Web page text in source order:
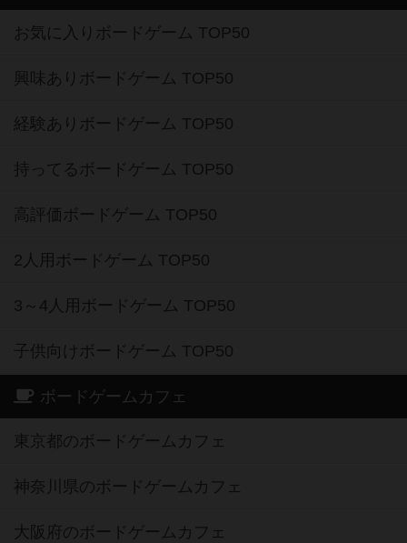
お気に入りボードゲーム TOP50
興味ありボードゲーム TOP50
経験ありボードゲーム TOP50
持ってるボードゲーム TOP50
高評価ボードゲーム TOP50
2人用ボードゲーム TOP50
3～4人用ボードゲーム TOP50
子供向けボードゲーム TOP50
ボードゲームカフェ
東京都のボードゲームカフェ
神奈川県のボードゲームカフェ
大阪府のボードゲームカフェ